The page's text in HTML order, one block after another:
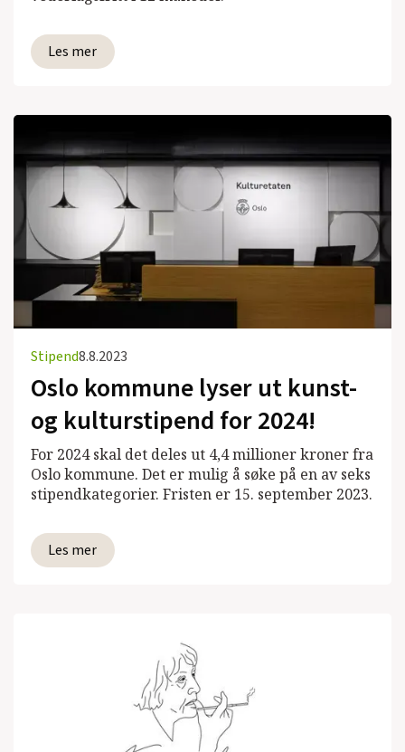
Les mer
Stipend8.8.2023
Oslo kommune lyser ut kunst-
og kulturstipend for 2024!
For 2024 skal det deles ut 4,4 millioner kroner fra
Oslo kommune. Det er mulig å søke på en av seks
stipendkategorier. Fristen er 15. september 2023.
Les mer